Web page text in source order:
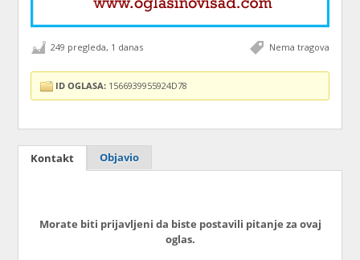
Nema tragova
249 pregleda, 1 danas
ID OGLASA: 1566939955924D78
Kontakt Objavio
Morate biti prijavljeni da biste postavili pitanje za ovaj
oglas.